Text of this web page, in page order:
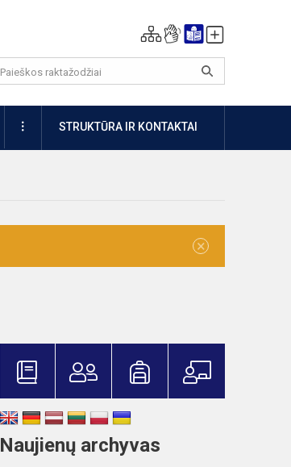
DAUGIAUSTRUKTŪRA IR KONTAKTAI
×
Naujienų archyvas